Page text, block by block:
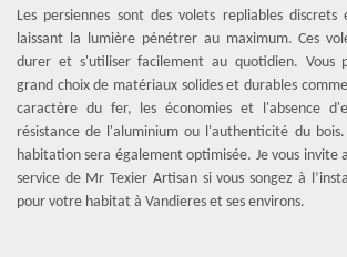
Les persiennes sont des volets repliables
laissant la lumière pénétrer au maximum. Ces
durer et s'utiliser facilement au quotidien. Vous
grand choix de matériaux solides et durables
caractère du fer, les économies et l'absence
résistance de l'aluminium ou l'authenticité du
habitation sera également optimisée. Je vous invite
service de Mr Texier Artisan si vous songez à
pour votre habitat à Vandieres et ses environs.